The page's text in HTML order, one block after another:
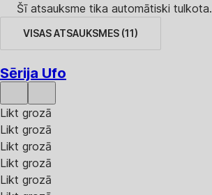
Šī atsauksme tika automātiski tulkota.
VISAS ATSAUKSMES (11)
Sērija Ufo
Likt grozā
Likt grozā
Likt grozā
Likt grozā
Likt grozā